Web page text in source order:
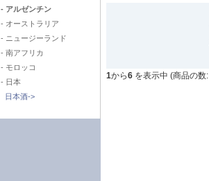
- アルゼンチン
- オーストラリア
- ニュージーランド
- 南アフリカ
- モロッコ
- 日本
日本酒->
1から6 を表示中 (商品の数: